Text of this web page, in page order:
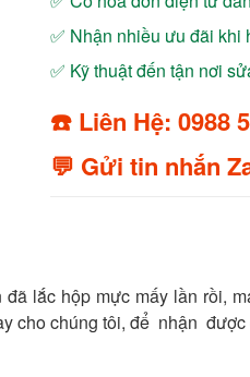
✅ Nhận nhiều ưu đãi khi
✅ Kỹ thuật đến tận nơi
☎️ Liên Hệ: 0988
💬 Gửi tin nhắn
lắc hộp mực mấy lần rồi,
cho chúng tôi, để nhận